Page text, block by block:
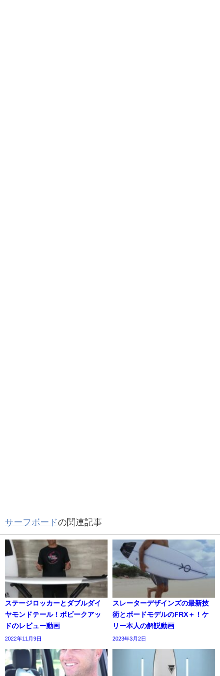
サーフボードの関連記事
ステージロッカーとダブルダイ
ヤモンドテール！ボビークアッ
ドのレビュー動画
2022年11月9日
スレーターデザインズの最新技
術とボードモデルのFRX＋！ケ
リー本人の解説動画
2023年3月2日